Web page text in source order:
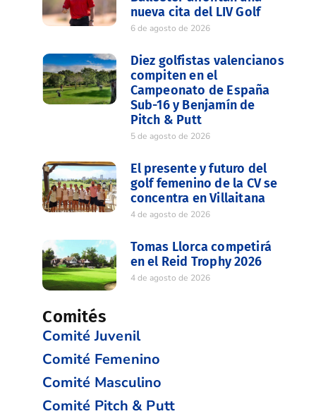
nueva cita del LIV Golf
6 de agosto de 2026
Diez golfistas valencianos
compiten en el
Campeonato de España
Sub-16 y Benjamín de
Pitch & Putt
5 de agosto de 2026
El presente y futuro del
golf femenino de la CV se
concentra en Villaitana
4 de agosto de 2026
Tomas Llorca competirá
en el Reid Trophy 2026
4 de agosto de 2026
Comités
Comité Juvenil
Comité Femenino
Comité Masculino
Comité Pitch & Putt